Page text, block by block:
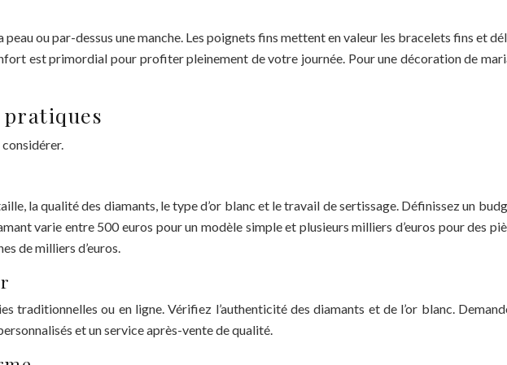
ou par-dessus une manche. Les poignets fins mettent en valeur les bracelets fins et
est primordial pour profiter pleinement de votre journée. Pour une décoration de
la qualité des diamants, le type d’or blanc et le travail de sertissage. Définissez un
varie entre 500 euros pour un modèle simple et plusieurs milliers d’euros pour des
de milliers d’euros.
traditionnelles ou en ligne. Vérifiez l’authenticité des diamants et de l’or blanc.
et un service après-vente de qualité.